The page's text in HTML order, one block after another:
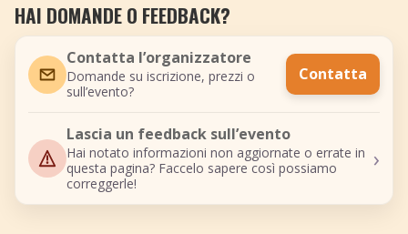
HAI DOMANDE O FEEDBACK?
Contatta l’organizzatore
Domande su iscrizione, prezzi o
sull’evento?
Contatta
Lascia un feedback sull’evento
Hai notato informazioni non aggiornate o errate in
questa pagina? Faccelo sapere così possiamo
correggerle!
›